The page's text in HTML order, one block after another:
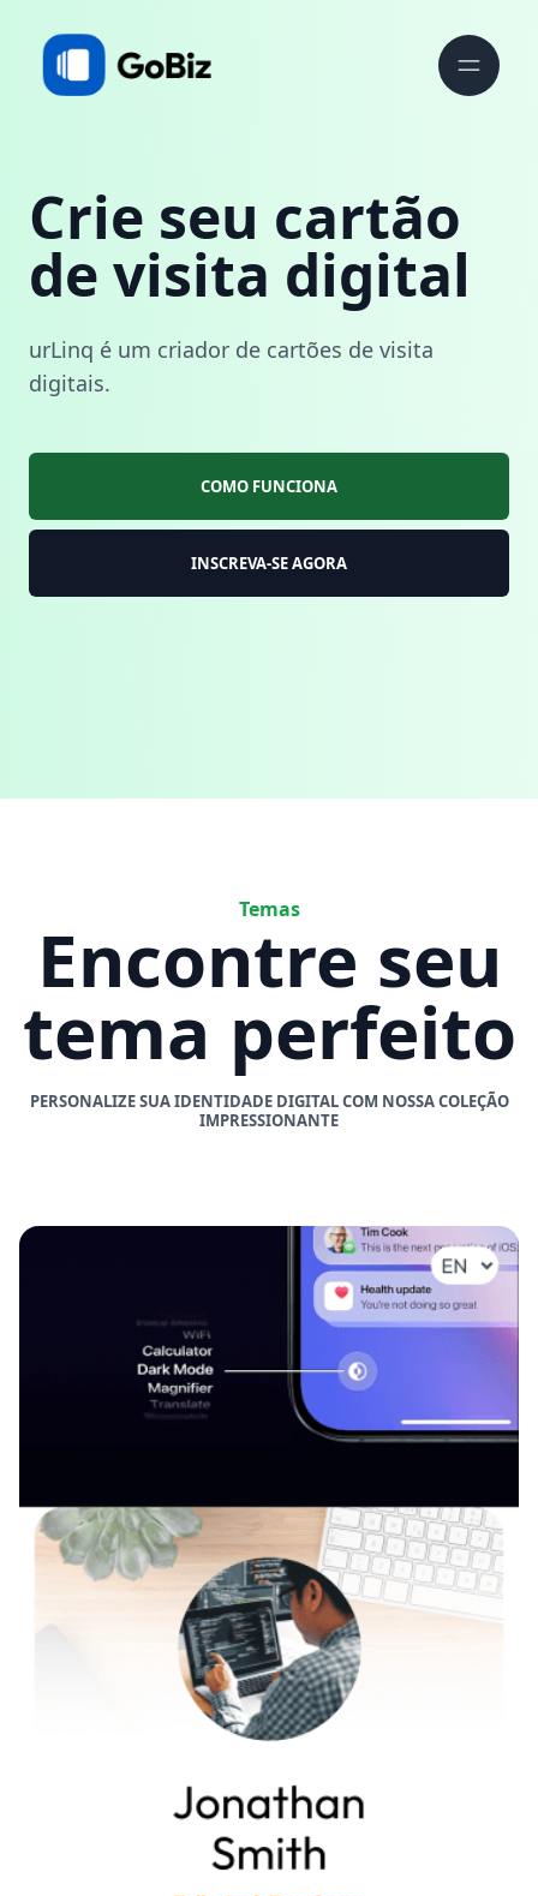
Crie seu cartão
de visita digital
urLinq é um criador de cartões de visita
digitais.
COMO FUNCIONA
INSCREVA-SE AGORA
Temas
Encontre seu
tema perfeito
PERSONALIZE SUA IDENTIDADE DIGITAL COM NOSSA COLEÇÃO
IMPRESSIONANTE